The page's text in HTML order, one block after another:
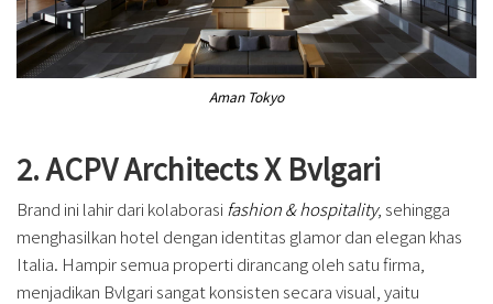
Aman Tokyo
2. ACPV Architects X Bvlgari
Brand ini lahir dari kolaborasi fashion & hospitality, sehingga
menghasilkan hotel dengan identitas glamor dan elegan khas
Italia. Hampir semua properti dirancang oleh satu firma,
menjadikan Bvlgari sangat konsisten secara visual, yaitu